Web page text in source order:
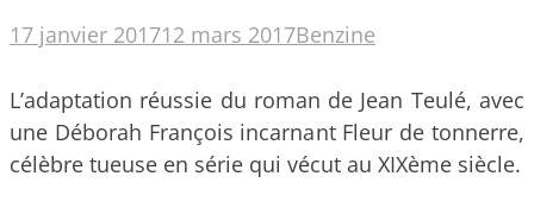
17 janvier 201712 mars 2017Benzine
L’adaptation réussie du roman de Jean Teulé, avec
une Déborah François incarnant Fleur de tonnerre,
célèbre tueuse en série qui vécut au XIXème siècle.